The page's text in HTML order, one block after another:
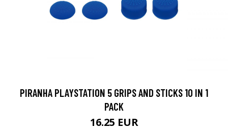
PIRANHA PLAYSTATION 5 GRIPS AND STICKS 10 IN 1
PACK
16.25 EUR